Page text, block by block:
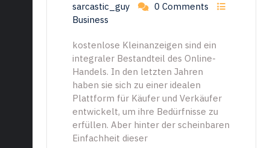
sarcastic_guy
0 Comments
Business
kostenlose Kleinanzeigen sind ein
integraler Bestandteil des Online-
Handels. In den letzten Jahren
haben sie sich zu einer idealen
Plattform für Käufer und Verkäufer
entwickelt, um ihre Bedürfnisse zu
erfüllen. Aber hinter der scheinbaren
Einfachheit dieser